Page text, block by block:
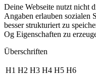
Deine Webseite nutzt nicht
Angaben erlauben sozialen
besser strukturiert zu
Og Eigenschaften zu
Überschriften
H1 H2 H3 H4 H5 H6